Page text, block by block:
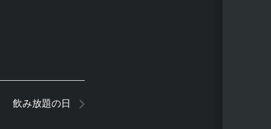
飲み放題の日